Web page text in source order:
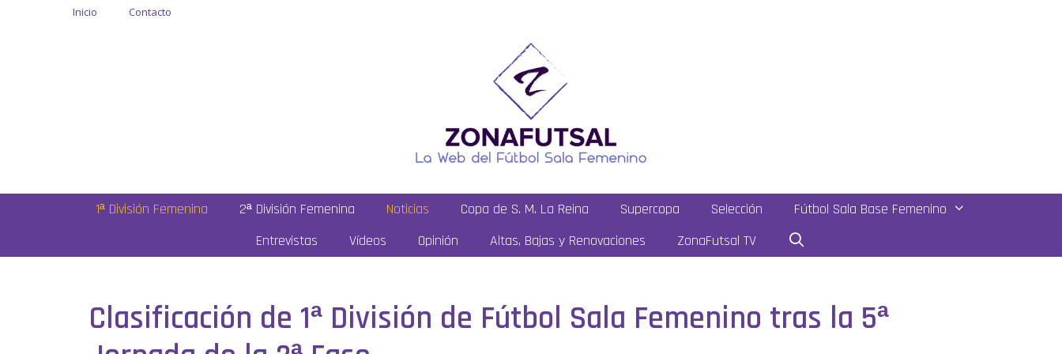
Inicio Contacto
1ª División Femenina 2ª División Femenina Noticias Copa de S. M. La Reina Supercopa Selección
Fútbol Sala Base Femenino
Entrevistas
Vídeos Opinión Altas, Bajas y Renovaciones ZonaFutsal TV
Clasificación de 1ª División de Fútbol Sala Femenino tras la 5ª